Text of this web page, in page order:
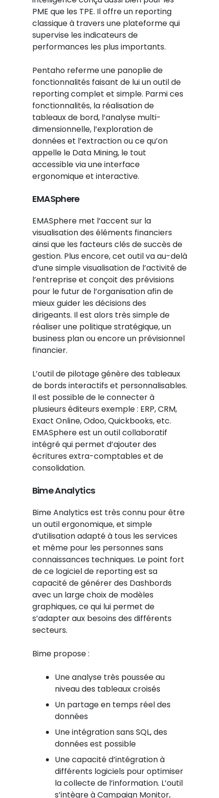
PME que les TPE. Il offre un reporting
classique à travers une plateforme qui
supervise les indicateurs de
performances les plus importants.
Pentaho referme une panoplie de
fonctionnalités faisant de lui un outil de
reporting complet et simple. Parmi ces
fonctionnalités, la réalisation de
tableaux de bord, l’analyse multi-
dimensionnelle, l’exploration de
données et l’extraction ou ce qu’on
appelle le Data Mining, le tout
accessible via une interface
ergonomique et interactive.
EMASphere
EMASphere met l’accent sur la
visualisation des éléments financiers
ainsi que les facteurs clés de succès de
gestion. Plus encore, cet outil va au-delà
d’une simple visualisation de l’activité de
l’entreprise et conçoit des prévisions
pour le futur de l’organisation afin de
mieux guider les décisions des
dirigeants. Il est alors très simple de
réaliser une politique stratégique, un
business plan ou encore un prévisionnel
financier.
L’outil de pilotage génère des tableaux
de bords interactifs et personnalisables.
Il est possible de le connecter à
plusieurs éditeurs exemple : ERP, CRM,
Exact Online, Odoo, Quickbooks, etc.
EMASphere est un outil collaboratif
intégré qui permet d’ajouter des
écritures extra-comptables et de
consolidation.
Bime Analytics
Bime Analytics est très connu pour être
un outil ergonomique, et simple
d’utilisation adapté à tous les services
et même pour les personnes sans
connaissances techniques. Le point fort
de ce logiciel de reporting est sa
capacité de générer des Dashbords
avec un large choix de modèles
graphiques, ce qui lui permet de
s’adapter aux besoins des différents
secteurs.
Bime propose :
Une analyse très poussée au
niveau des tableaux croisés
Un partage en temps réel des
données
Une intégration sans SQL, des
données est possible
Une capacité d’intégration à
différents logiciels pour optimiser
la collecte de l’information. L’outil
s’intègre à Campaign Monitor,